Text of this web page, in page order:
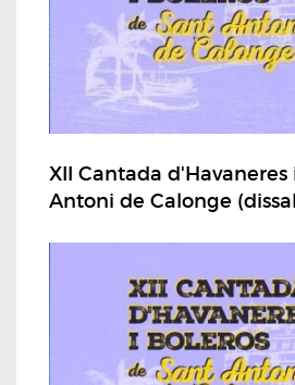
XII Cantada
Antoni de Calonge